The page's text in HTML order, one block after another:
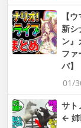
【
新シ
ン
ファ
バ】
01/
サト
← 姉